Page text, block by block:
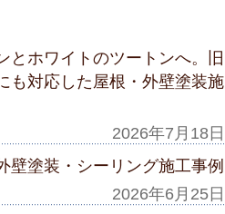
とホワイトのツートンへ。旧
も対応した屋根・外壁塗装施
2026年7月18日
壁塗装・シーリング施工事例
2026年6月25日